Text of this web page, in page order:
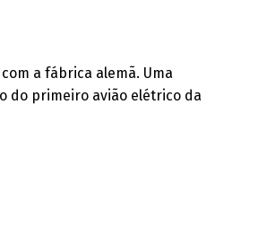
a fábrica alemã. Uma
do primeiro avião elétrico da